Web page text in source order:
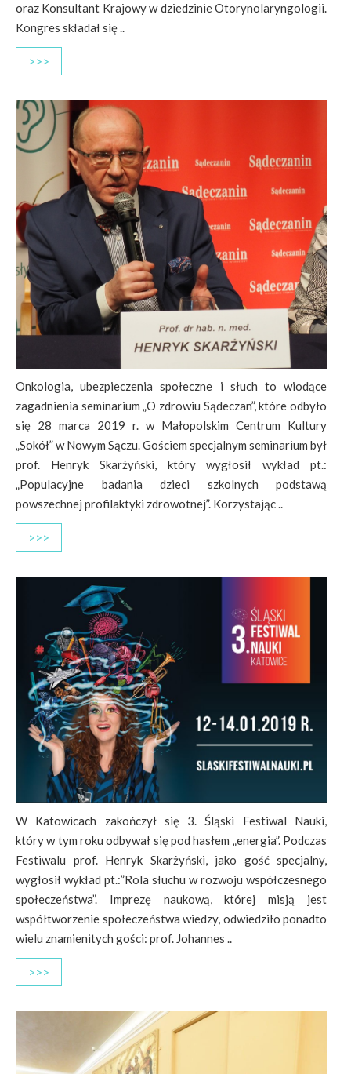
oraz Konsultant Krajowy w dziedzinie Otorynolaryngologii.
Kongres składał się ..
>>>
Onkologia, ubezpieczenia społeczne i słuch to wiodące
zagadnienia seminarium „O zdrowiu Sądeczan”, które odbyło
się 28 marca 2019 r. w Małopolskim Centrum Kultury
„Sokół” w Nowym Sączu. Gościem specjalnym seminarium był
prof. Henryk Skarżyński, który wygłosił wykład pt.:
„Populacyjne badania dzieci szkolnych podstawą
powszechnej profilaktyki zdrowotnej”. Korzystając ..
>>>
W Katowicach zakończył się 3. Śląski Festiwal Nauki,
który w tym roku odbywał się pod hasłem „energia”. Podczas
Festiwalu prof. Henryk Skarżyński, jako gość specjalny,
wygłosił wykład pt.:”Rola słuchu w rozwoju współczesnego
społeczeństwa”. Imprezę naukową, której misją jest
współtworzenie społeczeństwa wiedzy, odwiedziło ponadto
wielu znamienitych gości: prof. Johannes ..
>>>